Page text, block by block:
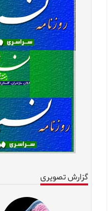
گزارش تصویری